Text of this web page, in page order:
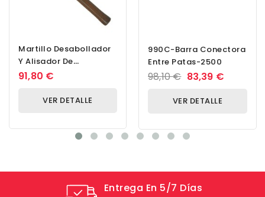
Martillo Desabollador
Y Alisador De
Abolladuras 115x46x40
91,80 €
VER DETALLE
990C-Barra Conectora
Entre Patas-2500
98,10 € 83,39 €
VER DETALLE
Entrega En 5/7 Días